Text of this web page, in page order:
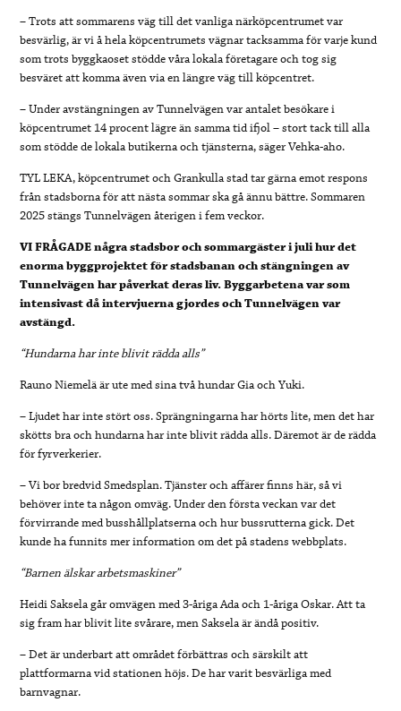
– Trots att sommarens väg till det vanliga närköpcentrumet var
besvärlig, är vi å hela köpcentrumets vägnar tacksamma för varje kund
som trots byggkaoset stödde våra lokala företagare och tog sig
besväret att komma även via en längre väg till köpcentret.
– Under avstängningen av Tunnelvägen var antalet besökare i
köpcentrumet 14 procent lägre än samma tid ifjol – stort tack till alla
som stödde de lokala butikerna och tjänsterna, säger Vehka-aho.
TYL LEKA, köpcentrumet och Grankulla stad tar gärna emot respons
från stadsborna för att nästa sommar ska gå ännu bättre. Sommaren
2025 stängs Tunnelvägen återigen i fem veckor.
VI FRÅGADE några stadsbor och sommargäster i juli hur det
enorma byggprojektet för stadsbanan och stängningen av
Tunnelvägen har påverkat deras liv. Byggarbetena var som
intensivast då intervjuerna gjordes och Tunnelvägen var
avstängd.
“Hundarna har inte blivit rädda alls”
Rauno Niemelä är ute med sina två hundar Gia och Yuki.
– Ljudet har inte stört oss. Sprängningarna har hörts lite, men det har
skötts bra och hundarna har inte blivit rädda alls. Däremot är de rädda
för fyrverkerier.
– Vi bor bredvid Smedsplan. Tjänster och affärer finns här, så vi
behöver inte ta någon omväg. Under den första veckan var det
förvirrande med busshållplatserna och hur bussrutterna gick. Det
kunde ha funnits mer information om det på stadens webbplats.
“Barnen älskar arbetsmaskiner”
Heidi Saksela går omvägen med 3-åriga Ada och 1-åriga Oskar. Att ta
sig fram har blivit lite svårare, men Saksela är ändå positiv.
– Det är underbart att området förbättras och särskilt att
plattformarna vid stationen höjs. De har varit besvärliga med
barnvagnar.